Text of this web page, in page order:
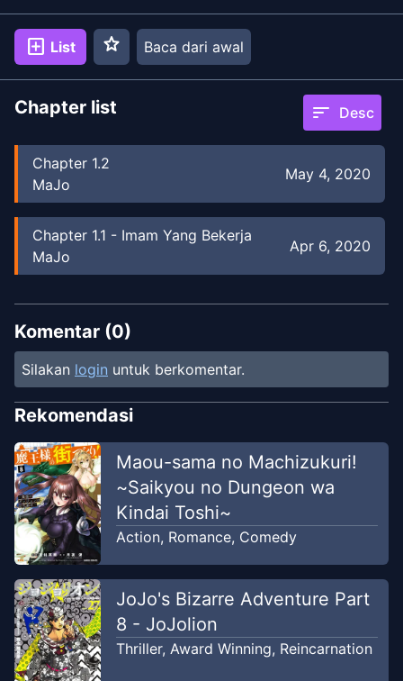
add_box List star Baca dari awal
Chapter list sort Desc
Chapter 1.2
MaJo
May 4, 2020
Chapter 1.1 - Imam Yang Bekerja
MaJo
Apr 6, 2020
Komentar (0)
Silakan login untuk berkomentar.
Rekomendasi
Maou-sama no Machizukuri!
~Saikyou no Dungeon wa
Kindai Toshi~
Action, Romance, Comedy
JoJo's Bizarre Adventure Part
8 - JoJolion
Thriller, Award Winning, Reincarnation